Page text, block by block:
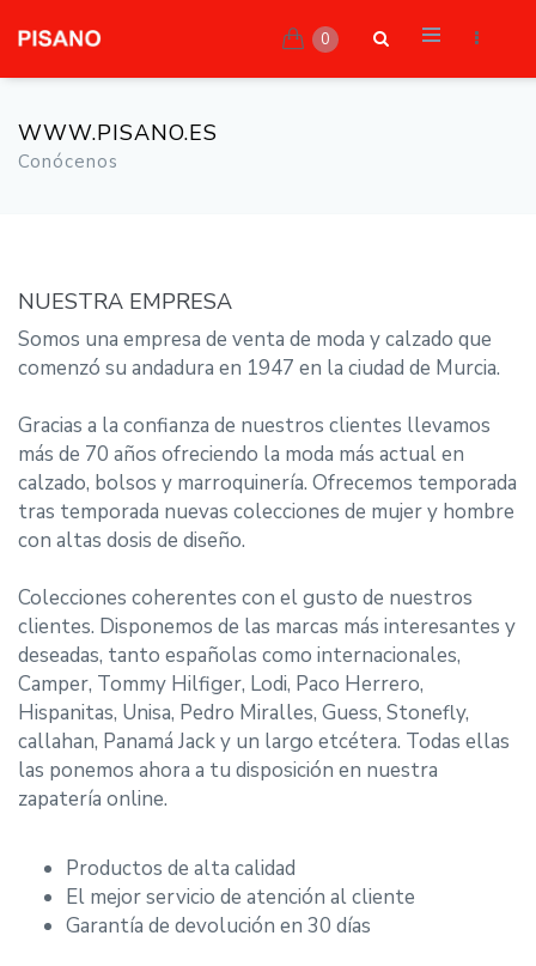
0
WWW.PISANO.ES
Conócenos
NUESTRA EMPRESA
Somos una empresa de venta de moda y calzado que
comenzó su andadura en 1947 en la ciudad de Murcia.
Gracias a la confianza de nuestros clientes llevamos
más de 70 años ofreciendo la moda más actual en
calzado, bolsos y marroquinería. Ofrecemos temporada
tras temporada nuevas colecciones de mujer y hombre
con altas dosis de diseño.
Colecciones coherentes con el gusto de nuestros
clientes. Disponemos de las marcas más interesantes y
deseadas, tanto españolas como internacionales,
Camper, Tommy Hilfiger, Lodi, Paco Herrero,
Hispanitas, Unisa, Pedro Miralles, Guess, Stonefly,
callahan, Panamá Jack y un largo etcétera. Todas ellas
las ponemos ahora a tu disposición en nuestra
zapatería online.
Productos de alta calidad
El mejor servicio de atención al cliente
Garantía de devolución en 30 días